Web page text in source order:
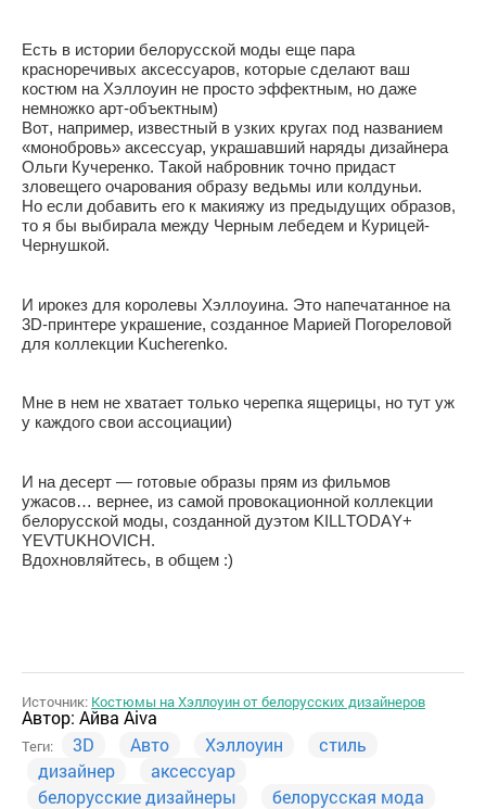
Есть в истории белорусской моды еще пара
красноречивых аксессуаров, которые сделают ваш
костюм на Хэллоуин не просто эффектным, но даже
немножко арт-объектным)
Вот, например, известный в узких кругах под названием
«монобровь» аксессуар, украшавший наряды дизайнера
Ольги Кучеренко. Такой набровник точно придаст
зловещего очарования образу ведьмы или колдуньи.
Но если добавить его к макияжу из предыдущих образов,
то я бы выбирала между Черным лебедем и Курицей-
Чернушкой.
И ирокез для королевы Хэллоуина. Это напечатанное на
3D-принтере украшение, созданное Марией Погореловой
для коллекции Kucherenko.
Мне в нем не хватает только черепка ящерицы, но тут уж
у каждого свои ассоциации)
И на десерт — готовые образы прям из фильмов
ужасов… вернее, из самой провокационной коллекции
белорусской моды, созданной дуэтом KILLTODAY+
YEVTUKHOVICH.
Вдохновляйтесь, в общем :)
Источник: Костюмы на Хэллоуин от белорусских дизайнеров
Автор: Айва Aiva
Теги: 3D Авто Хэллоуин
стиль
дизайнер
аксессуар
белорусские дизайнеры
белорусская мода